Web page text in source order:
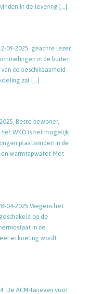
in de levering […]
09-2025, geachte lezer,
in de buiten
de beschikbaarheid
zal […]
Beste bewoner,
WKO is het mogelijk
plaatsvinden in de
warmtapwater. Met
04-2025 Wegens het
op de
in de
er koeling wordt
De ACM-tarieven voor